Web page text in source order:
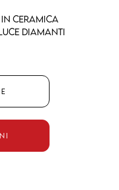
ceramica
diamanti